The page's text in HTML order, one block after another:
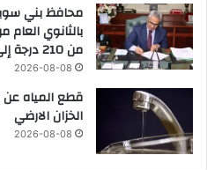
محافظ بني
من 210 درجة إلى 209
2026-08-08
الخزان الارضي
2026-08-08